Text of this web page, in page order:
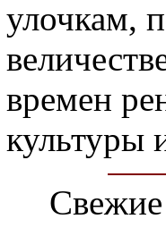
улочкам,
времен
культуры
Свежие